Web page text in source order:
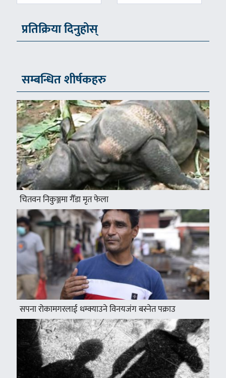
प्रतिक्रिया दिनुहोस्
सम्बन्धित शीर्षकहरु
चितवन निकुञ्जमा गैँडा मृत फेला
सपना रोकामगरलाई धम्क्याउने विनयजंग बस्नेत पक्राउ